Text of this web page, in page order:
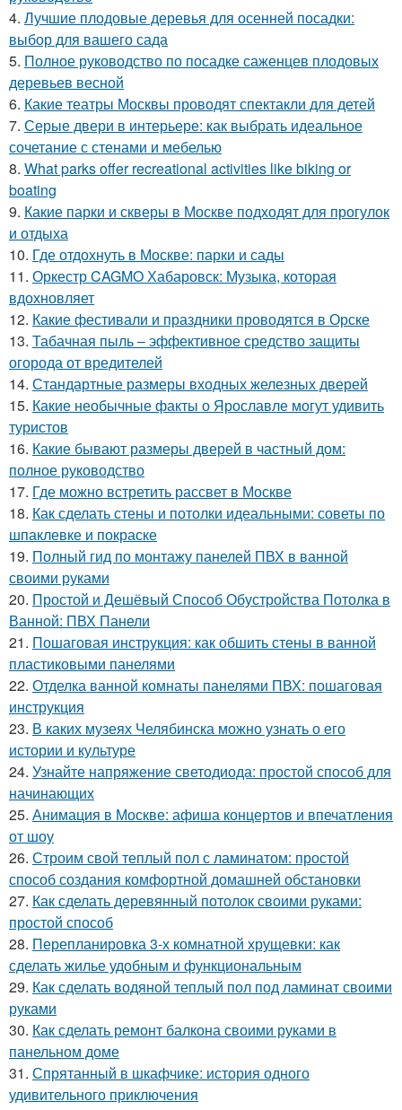
4. Лучшие плодовые деревья для осенней посадки:
выбор для вашего сада
5. Полное руководство по посадке саженцев плодовых
деревьев весной
6. Какие театры Москвы проводят спектакли для детей
7. Серые двери в интерьере: как выбрать идеальное
сочетание с стенами и мебелью
8. What parks offer recreational activities like biking or
boating
9. Какие парки и скверы в Москве подходят для прогулок
и отдыха
10. Где отдохнуть в Москве: парки и сады
11. Оркестр CAGMO Хабаровск: Музыка, которая
вдохновляет
12. Какие фестивали и праздники проводятся в Орске
13. Табачная пыль – эффективное средство защиты
огорода от вредителей
14. Стандартные размеры входных железных дверей
15. Какие необычные факты о Ярославле могут удивить
туристов
16. Какие бывают размеры дверей в частный дом:
полное руководство
17. Где можно встретить рассвет в Москве
18. Как сделать стены и потолки идеальными: советы по
шпаклевке и покраске
19. Полный гид по монтажу панелей ПВХ в ванной
своими руками
20. Простой и Дешёвый Способ Обустройства Потолка в
Ванной: ПВХ Панели
21. Пошаговая инструкция: как обшить стены в ванной
пластиковыми панелями
22. Отделка ванной комнаты панелями ПВХ: пошаговая
инструкция
23. В каких музеях Челябинска можно узнать о его
истории и культуре
24. Узнайте напряжение светодиода: простой способ для
начинающих
25. Анимация в Москве: афиша концертов и впечатления
от шоу
26. Строим свой теплый пол с ламинатом: простой
способ создания комфортной домашней обстановки
27. Как сделать деревянный потолок своими руками:
простой способ
28. Перепланировка 3-х комнатной хрущевки: как
сделать жилье удобным и функциональным
29. Как сделать водяной теплый пол под ламинат своими
руками
30. Как сделать ремонт балкона своими руками в
панельном доме
31. Спрятанный в шкафчике: история одного
удивительного приключения